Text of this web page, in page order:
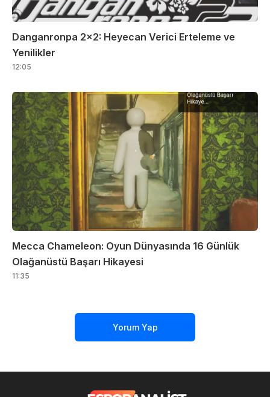
Danganronpa 2×2: Heyecan Verici Erteleme ve
Yenilikler
12:05
Mecca Chameleon: Oyun Dünyasında 16 Günlük
Olağanüstü Başarı Hikayesi
11:35
Yorum Yap